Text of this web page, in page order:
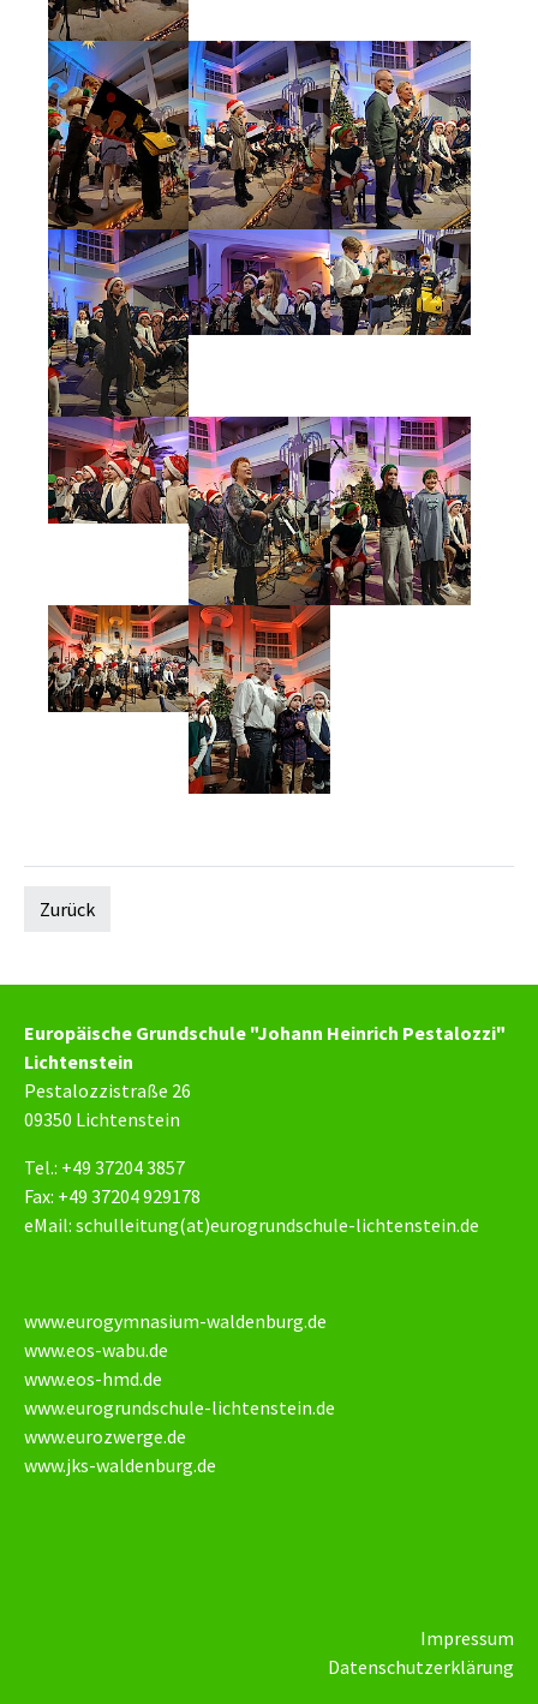
Zurück
Europäische Grundschule "Johann Heinrich Pestalozzi"
Lichtenstein
Pestalozzistraße 26
09350 Lichtenstein
Tel.: +49 37204 3857
Fax: +49 37204 929178
eMail: schulleitung(at)eurogrundschule-lichtenstein.de
www.eurogymnasium-waldenburg.de
www.eos-wabu.de
www.eos-hmd.de
www.eurogrundschule-lichtenstein.de
www.eurozwerge.de
www.jks-waldenburg.de
Impressum
Datenschutzerklärung